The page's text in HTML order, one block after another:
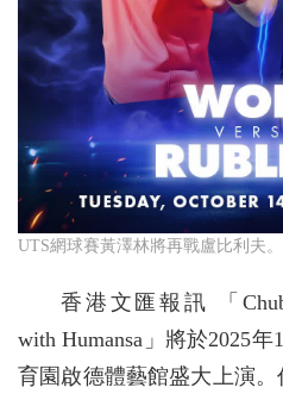
UTS網球賽黃澤林將再戰盧比利夫。
香港文匯報訊 「
with Humansa」將於2025
育園啟德體藝館盛大上演